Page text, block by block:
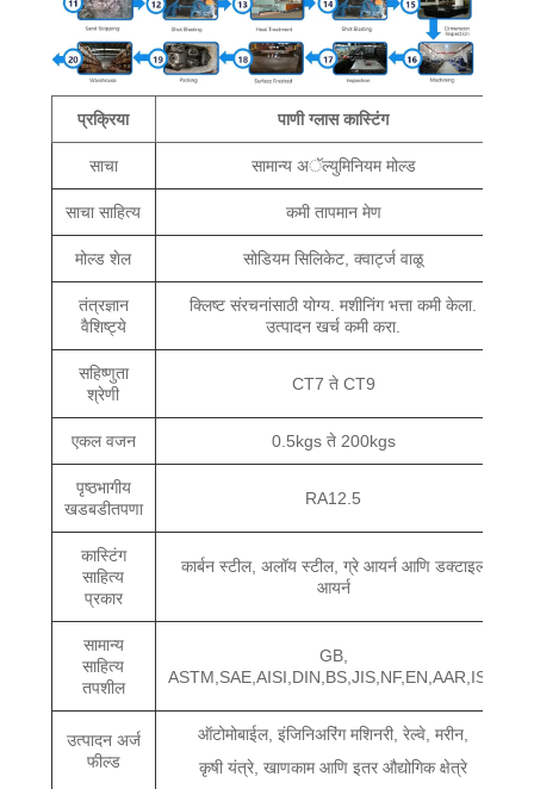
प्रक्रिया पाणी ग्लास कास्टिंग
साचा सामान्य अॅल्युमिनियम मोल्ड
साचा साहित्य कमी तापमान मेण
मोल्ड शेल सोडियम सिलिकेट, क्वार्ट्ज वाळू
तंत्रज्ञान
वैशिष्ट्ये
क्लिष्ट संरचनांसाठी योग्य. मशीनिंग भत्ता कमी केला.
उत्पादन खर्च कमी करा.
सहिष्णुता
श्रेणी
CT7 ते CT9
एकल वजन 0.5kgs ते 200kgs
पृष्ठभागीय
खडबडीतपणा
RA12.5
कास्टिंग
साहित्य
प्रकार
कार्बन स्टील, अलॉय स्टील, ग्रे आयर्न आणि डक्टाइल
आयर्न
सामान्य
साहित्य
तपशील
GB,
ASTM,SAE,AISI,DIN,BS,JIS,NF,EN,AAR,ISO
उत्पादन अर्ज
फील्ड
ऑटोमोबाईल, इंजिनिअरिंग मशिनरी, रेल्वे, मरीन,
कृषी यंत्रे, खाणकाम आणि इतर औद्योगिक क्षेत्रे